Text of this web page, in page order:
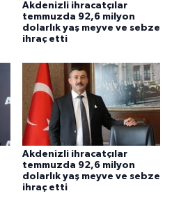
Akdenizli ihracatçılar
temmuzda 92,6 milyon
dolarlık yaş meyve ve sebze
ihraç etti
Akdenizli ihracatçılar
temmuzda 92,6 milyon
dolarlık yaş meyve ve sebze
ihraç etti